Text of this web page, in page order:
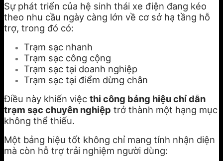
Sự phát triển của hệ sinh thái xe điện đang kéo
theo nhu cầu ngày càng lớn về cơ sở hạ tầng hỗ
trợ, trong đó có:
Trạm sạc nhanh
Trạm sạc công cộng
Trạm sạc tại doanh nghiệp
Trạm sạc tại điểm dừng chân
Điều này khiến việc thi công bảng hiệu chỉ dẫn
trạm sạc chuyên nghiệp trở thành một hạng mục
không thể thiếu.
Một bảng hiệu tốt không chỉ mang tính nhận diện
mà còn hỗ trợ trải nghiệm người dùng: